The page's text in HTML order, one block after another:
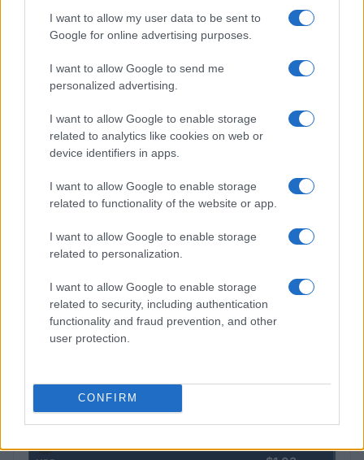
I want to allow my user data to be sent to
Google for online advertising purposes.
I want to allow Google to send me
personalized advertising.
I want to allow Google to enable storage
related to analytics like cookies on web or
device identifiers in apps.
I want to allow Google to enable storage
related to functionality of the website or app.
I want to allow Google to enable storage
related to personalization.
I want to allow Google to enable storage
related to security, including authentication
functionality and fraud prevention, and other
user protection.
CONFIRM
El Brent cae un 8.46% y arrastra a las materias primas
Lucía Herrera · 4 Ago 2026
COTIZACIONES CRYPTO
(BTC)
Ethereum
(BNB)